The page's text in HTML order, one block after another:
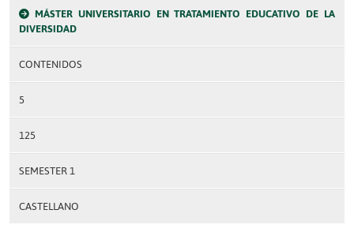
MÁSTER UNIVERSITARIO EN TRATAMIENTO EDUCATIVO DE LA
DIVERSIDAD
CONTENIDOS
5
125
SEMESTER 1
CASTELLANO